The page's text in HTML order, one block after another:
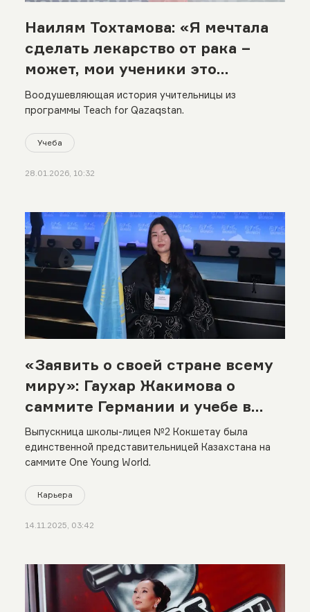
Наилям Тохтамова: «Я мечтала
сделать лекарство от рака −
может, мои ученики это
смогут»
Воодушевляющая история учительницы из
программы Teach for Qazaqstan.
Учеба
28.01.2026, 10:32
«Заявить о своей стране всему
миру»: Гаухар Жакимова о
саммите Германии и учебе в
Италии
Выпускница школы-лицея №2 Кокшетау была
единственной представительницей Казахстана на
саммите One Young World.
Карьера
14.11.2025, 03:42